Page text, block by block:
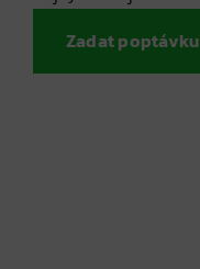
Zadat poptávku